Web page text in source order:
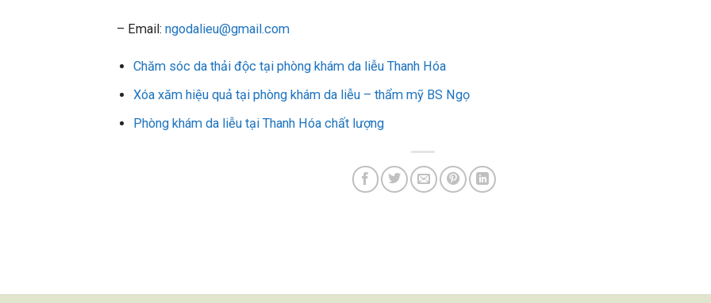
– Email: ngodalieu@gmail.com
Chăm sóc da thải độc tại phòng khám da liễu Thanh Hóa
Xóa xăm hiệu quả tại phòng khám da liễu – thẩm mỹ BS Ngọ
Phòng khám da liễu tại Thanh Hóa chất lượng